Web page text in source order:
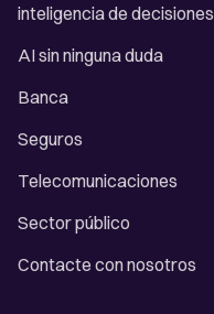
inteligencia de decisiones
AI sin ninguna duda
Banca
Seguros
Telecomunicaciones
Sector público
Contacte con nosotros